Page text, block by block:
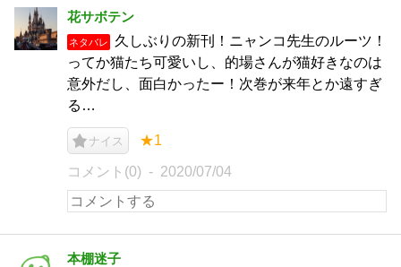
花サボテン
ネタバレ
久しぶりの新刊！ニャンコ先生のルーツ！
ってか猫たち可愛いし、的場さんが猫好きなのは
意外だし、面白かったー！次巻が来年とか遠すぎ
る…
ナイス ★1
コメント(0) 2020/07/04
本棚迷子